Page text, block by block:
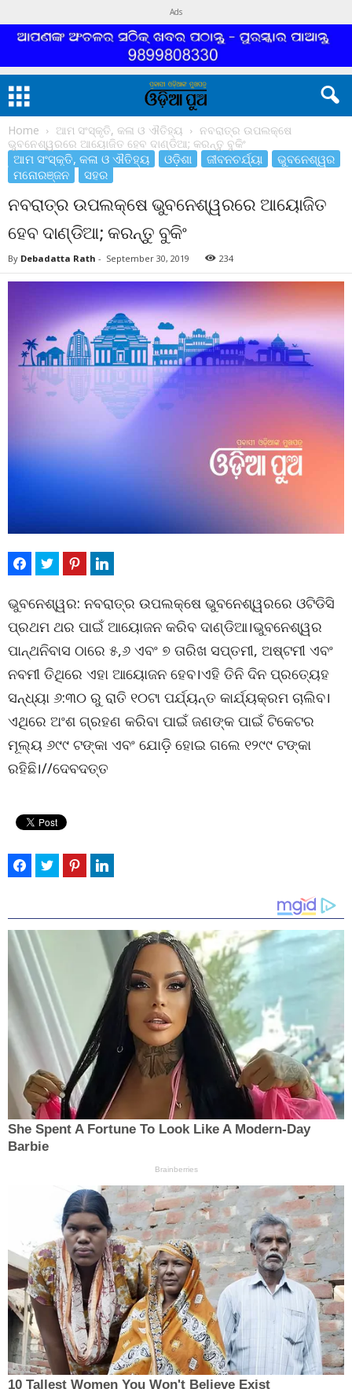
Ads
Home ଆମ ସଂସ୍କୃତି, କଳା ଓ ଐତିହ୍ୟ
ନବରାତ୍ର ଉପଲକ୍ଷେ
ଭୁବନେଶ୍ୱରରେ ଆୟୋଜିତ ହେବ ଦାଣ୍ଡିଆ; କରନ୍ତୁ ବୁକିଂ
ଆମ ସଂସ୍କୃତି, କଳା ଓ ଐତିହ୍ୟ ଓଡ଼ିଶା ଜୀବନଚର୍ଯ୍ୟା
ଭୁବନେଶ୍ୱର
ମନୋରଞ୍ଜନ
ସହର
ନବରାତ୍ର ଉପଲକ୍ଷେ ଭୁବନେଶ୍ୱରରେ ଆୟୋଜିତ
ହେବ ଦାଣ୍ଡିଆ; କରନ୍ତୁ ବୁକିଂ
By Debadatta Rath - September 30, 2019 234
ଭୁବନେଶ୍ୱର: ନବରାତ୍ର ଉପଲକ୍ଷେ ଭୁବନେଶ୍ୱରରେ ଓଟିଡିସି
ପ୍ରଥମ ଥର ପାଇଁ ଆୟୋଜନ କରିବ ଦାଣ୍ଡିଆ।ଭୁବନେଶ୍ୱର
ପାନ୍ଥନିବାସ ଠାରେ ୫,୬ ଏବଂ ୭ ତାରିଖ ସପ୍ତମୀ, ଅଷ୍ଟମୀ ଏବଂ
ନବମୀ ତିଥିରେ ଏହା ଆୟୋଜନ ହେବ।ଏହି ତିନି ଦିନ ପ୍ରତ୍ୟେହ
ସନ୍ଧ୍ୟା ୬:୩୦ ରୁ ରାତି ୧୦ଟା ପର୍ଯ୍ୟନ୍ତ କାର୍ଯ୍ୟକ୍ରମ ଚାଲିବ।
ଏଥିରେ ଅଂଶ ଗ୍ରହଣ କରିବା ପାଇଁ ଜଣଙ୍କ ପାଇଁ ଟିକେଟର
ମୂଲ୍ୟ ୬୯୯ ଟଙ୍କା ଏବଂ ଯୋଡ଼ି ହୋଇ ଗଲେ ୧୨୯୯ ଟଙ୍କା
ରହିଛି।//ଦେବଦତ୍ତ